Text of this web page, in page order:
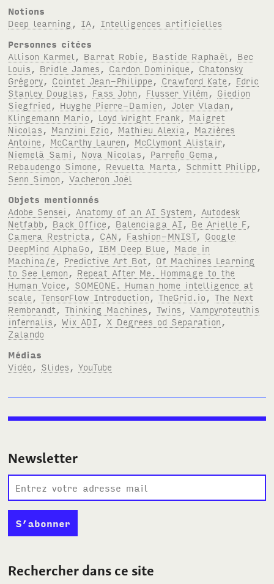
Notions
Deep learning
IA
Intelligences artificielles
Personnes citées
Allison Karmel
Barrat Robie Bastide Raphaël
Bec
Louis
Bridle James Cardon Dominique
Chatonsky
Grégory
Cointet Jean-Philippe Crawford Kate
Edric
Stanley Douglas
Fass John Flusser Vilém
Giedion
Siegfried
Huyghe Pierre-Damien Joler Vladan
Klingemann Mario
Loyd Wright Frank
Maigret
Nicolas
Manzini Ezio Mathieu Alexia
Mazières
Antoine
McCarthy Lauren McClymont Alistair,
Niemelä Sami
Nova Nicolas Parreño Gema
Rebaudengo Simone
Revuelta Marta Schmitt Philipp
Senn Simon ,Vacheron Joël
Objets mentionnés
Adobe Sensei
Anatomy of an AI System
Autodesk
Netfabb
Back Office Balenciaga AI Be Arielle F,
Camera Restricta
CAN Fashion-MNIST, Google
DeepMind AlphaGo
IBM Deep Blue
Made in
Machina/e
Predictive Art Bot
Of Machines Learning
to See Lemon
Repeat After Me. Hommage to the
Human Voice
SOMEONE. Human home intelligence at
scale ,TensorFlow Introduction ,TheGrid.io ,The Next
Rembrandt ,Thinking Machines ,Twins ,Vampyroteuthis
infernalis ,Wix ADI X Degrees od Separation
Zalando
Médias
Vidéo
Slides ,YouTube
Newsletter
Rechercher dans ce site